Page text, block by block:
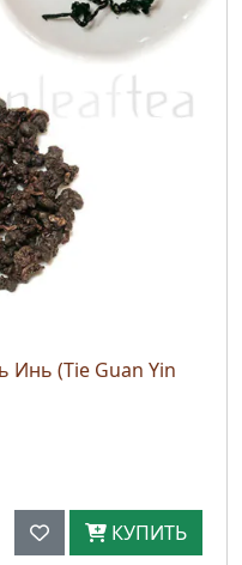
Инь (Tie Guan Yin
КУПИТЬ